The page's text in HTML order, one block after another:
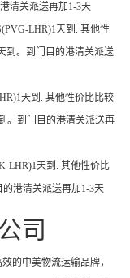
清关派送再加1-3天
LHR)1天到. 其他性
到。到门目的港清关派送
天到. 其他性价比比较
。到门目的港清关派送再
LHR)1天到. 其他性价比
的港清关派送再加1-3天
司
的中美物流运输品牌，